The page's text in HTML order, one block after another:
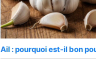
Ail : pourquoi est-il bon